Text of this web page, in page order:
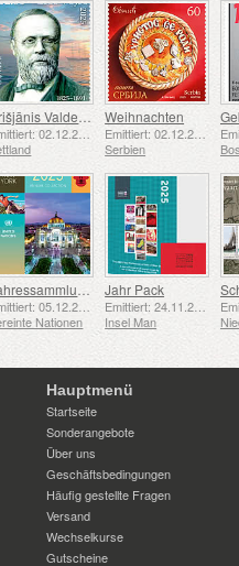
Krišjānis Valdemārs Weihnachten
Serbien
Jahressammlungsmappe (New York)
Nationen
Jahr Pack
Insel Man
Hauptmenü
Startseite
Sonderangebote
Über uns
Geschäftsbedingungen
Häufig gestellte Fragen
Versand
Wechselkurse
Gutscheine